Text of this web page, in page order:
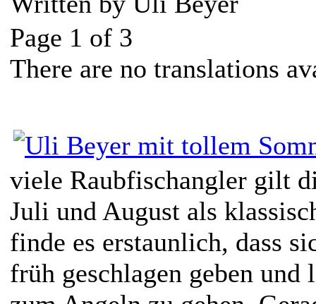
Page 1 of 3
There are no translations
viele Raubfischangler gilt
Juli und August als
finde es erstaunlich, dass
früh geschlagen geben